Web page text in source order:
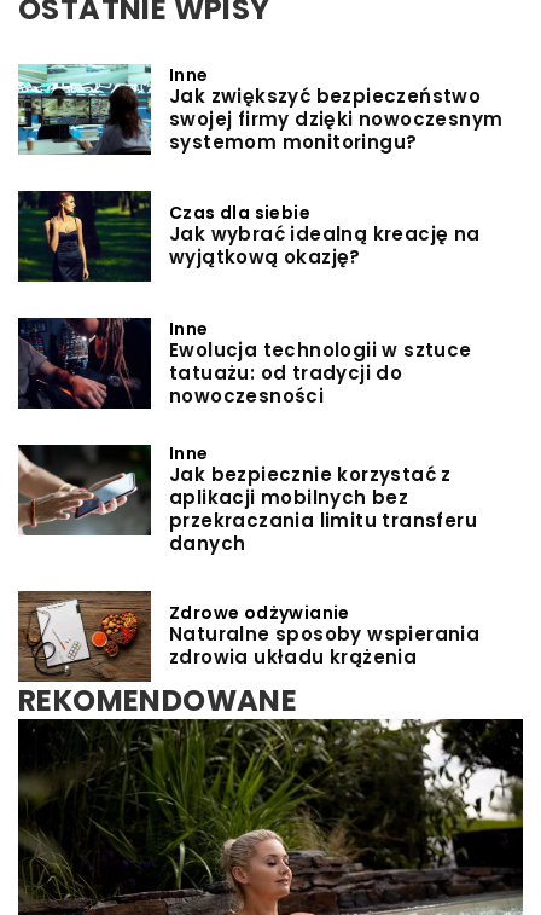
OSTATNIE WPISY
Inne
Jak zwiększyć bezpieczeństwo
swojej firmy dzięki nowoczesnym
systemom monitoringu?
Czas dla siebie
Jak wybrać idealną kreację na
wyjątkową okazję?
Inne
Ewolucja technologii w sztuce
tatuażu: od tradycji do
nowoczesności
Inne
Jak bezpiecznie korzystać z
aplikacji mobilnych bez
przekraczania limitu transferu
danych
Zdrowe odżywianie
Naturalne sposoby wspierania
zdrowia układu krążenia
REKOMENDOWANE